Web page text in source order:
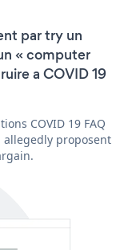
par try un
« computer
a COVID 19
COVID 19 FAQ
allegedly proposent